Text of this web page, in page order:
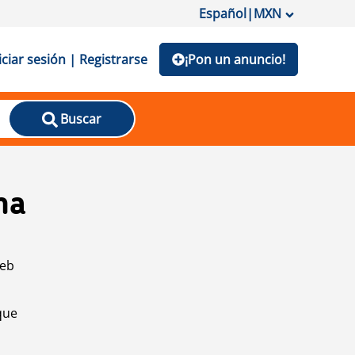
Español|MXN
sesión | Registrarse ¡Pon un anuncio!
Buscar